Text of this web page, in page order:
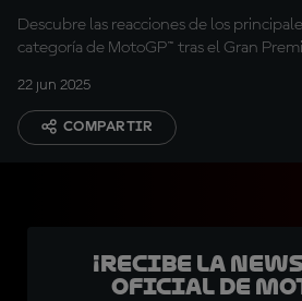
Descubre las reacciones de los
categoría de MotoGP™ tras el Gran
22 jun 2025
COMPARTIR
¡Recibe la
oficial de